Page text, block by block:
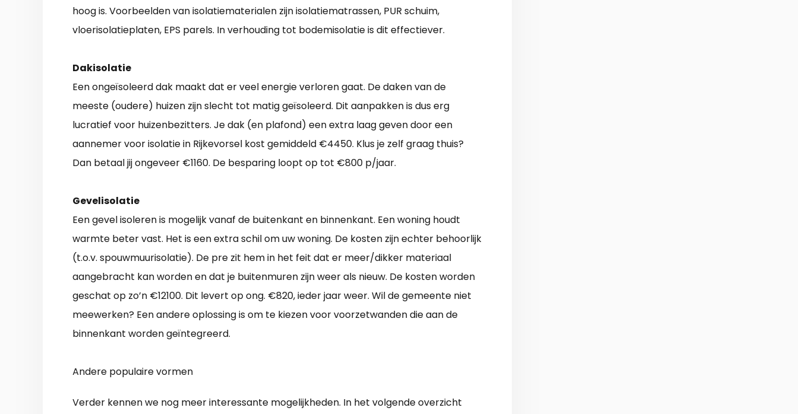
hoog is. Voorbeelden van isolatiematerialen zijn isolatiematrassen, PUR schuim,
vloerisolatieplaten, EPS parels. In verhouding tot bodemisolatie is dit effectiever.
Dakisolatie
Een ongeïsoleerd dak maakt dat er veel energie verloren gaat. De daken van de
meeste (oudere) huizen zijn slecht tot matig geïsoleerd. Dit aanpakken is dus erg
lucratief voor huizenbezitters. Je dak (en plafond) een extra laag geven door een
aannemer voor isolatie in Rijkevorsel kost gemiddeld €4450. Klus je zelf graag thuis?
Dan betaal jij ongeveer €1160. De besparing loopt op tot €800 p/jaar.
Gevelisolatie
Een gevel isoleren is mogelijk vanaf de buitenkant en binnenkant. Een woning houdt
warmte beter vast. Het is een extra schil om uw woning. De kosten zijn echter behoorlijk
(t.o.v. spouwmuurisolatie). De pre zit hem in het feit dat er meer/dikker materiaal
aangebracht kan worden en dat je buitenmuren zijn weer als nieuw. De kosten worden
geschat op zo’n €12100. Dit levert op ong. €820, ieder jaar weer. Wil de gemeente niet
meewerken? Een andere oplossing is om te kiezen voor voorzetwanden die aan de
binnenkant worden geïntegreerd.
Andere populaire vormen
Verder kennen we nog meer interessante mogelijkheden. In het volgende overzicht